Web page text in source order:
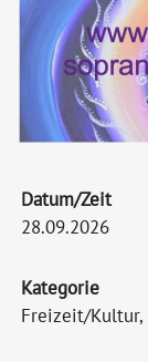
Datum/Zeit
28.09.2026
Kategorie
Freizeit/Kultur,